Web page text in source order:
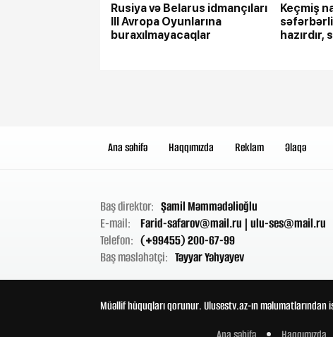
Rusiya və Belarus idmançıları
III Avropa Oyunlarına
buraxılmayacaqlar
Keçmiş
hazırdır,
Ana səhifə Haqqımızda Reklam Əlaqə
Baş direktor: Şamil Məmmədəlioğlu
E-mail:
Farid-safarov@mail.ru | ulu-ses@mail.ru
Telefon: (+99455) 200-67-99
Baş məsləhətçi: Təyyar Yəhyayev
Müəllif hüquqları qorunur. Ulusestv.az-ın